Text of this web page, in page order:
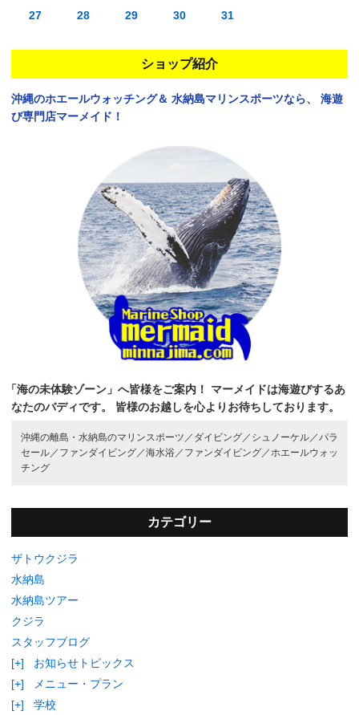
27
28 29 30 31
ショップ紹介
沖縄のホエールウォッチング＆ 水納島マリンスポーツなら、
海遊
び専門店マーメイド！
「海の未体験ゾーン」へ皆様をご案内！
マーメイドは海遊びするあ
なたのバディです。
皆様のお越しを心よりお待ちしております。
沖縄の離島・水納島のマリンスポーツ／ ダイビング／ シュノーケル／パラ
セール／ ファンダイビング／海水浴／ ファンダイビング／ホエールウォッ
チング
カテゴリー
ザトウクジラ
水納島
水納島ツアー
クジラ
スタッフブログ
[+]
お知らせトピックス
[+]
メニュー・プラン
[+]
学校